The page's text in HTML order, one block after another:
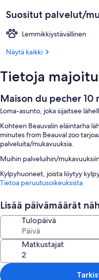
Suositut palvelut/
Lemmikkiystävällinen
Näytä kaikki
Tietoja
Maison du pecher
Loma-asunto, joka sijaitsee
Kohteen Beauvalin eläintarha
minutes from Beauval zoo
palveluita/mukavuuksia.
Muihin palveluihin/
Kylpyhuoneet, joista löytyy
Tietoa peruutusoikeuksista
Lisää päivämäärät
Tulopäivä
Matkustajat